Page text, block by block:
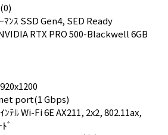
ﾝｽ SSD Gen4, SED Ready
RTX PRO 500-Blackwell 6GB
port(1 Gbps)
ﾙ Wi-Fi 6E AX211, 2x2, 802.11ax,
ﾞ